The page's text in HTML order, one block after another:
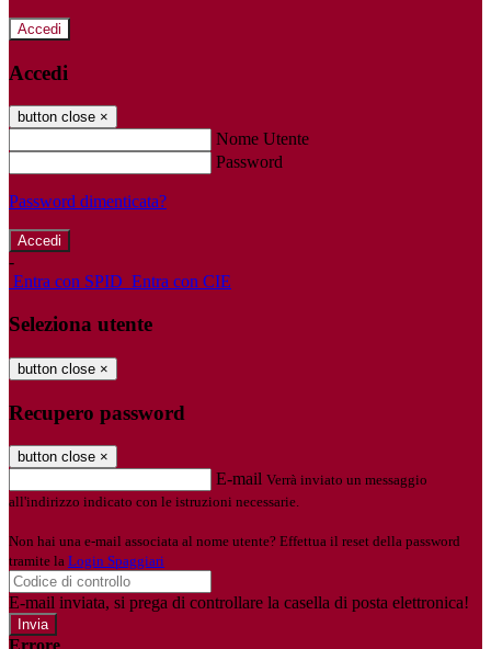
Accedi
Accedi
button close ×
Nome Utente
Password
Password dimenticata?
-
Entra con SPID Entra con CIE
Seleziona utente
button close ×
Recupero password
button close ×
E-mail Verrà inviato un messaggio
all'indirizzo indicato con le istruzioni necessarie.
Non hai una e-mail associata al nome utente? Effettua il reset della password
tramite la Login Spaggiari
E-mail inviata, si prega di controllare la casella di posta elettronica!